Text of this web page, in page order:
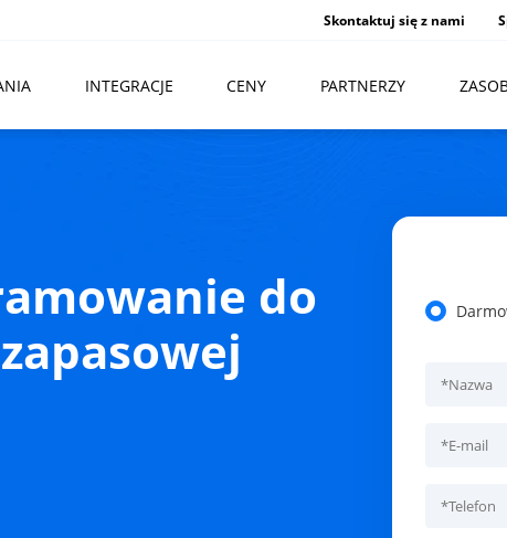
Skontaktuj się z nami
INTEGRACJE CENY PARTNERZY
do